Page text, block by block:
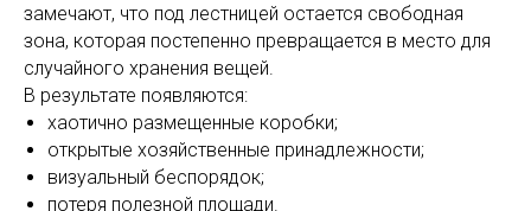
замечают, что под лестницей остается свободная
зона, которая постепенно превращается в место для
случайного хранения вещей.
В результате появляются:
хаотично размещенные коробки;
открытые хозяйственные принадлежности;
визуальный беспорядок;
потеря полезной площади.
Сделано в